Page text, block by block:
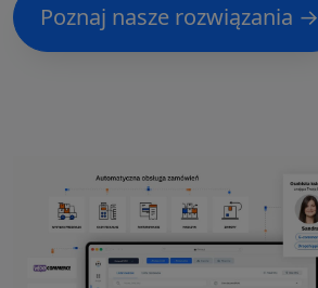
Poznaj nasze rozwiązania →